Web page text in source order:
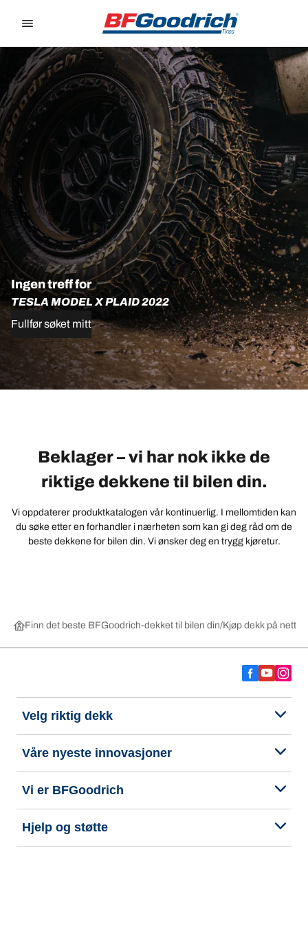
Ingen treff for
TESLA MODEL X PLAID 2022
Fullfør søket mitt
Beklager – vi har nok ikke de
riktige dekkene til bilen din.
Vi oppdaterer produktkatalogen vår kontinuerlig. I mellomtiden kan
du søke etter en forhandler i nærheten som kan gi deg råd om de
beste dekkene for bilen din. Vi ønsker deg en trygg kjøretur.
Finn det beste BFGoodrich-dekket til bilen din Kjøp dekk på nett
Velg riktig dekk
Våre nyeste innovasjoner
Vi er BFGoodrich
Hjelp og støtte